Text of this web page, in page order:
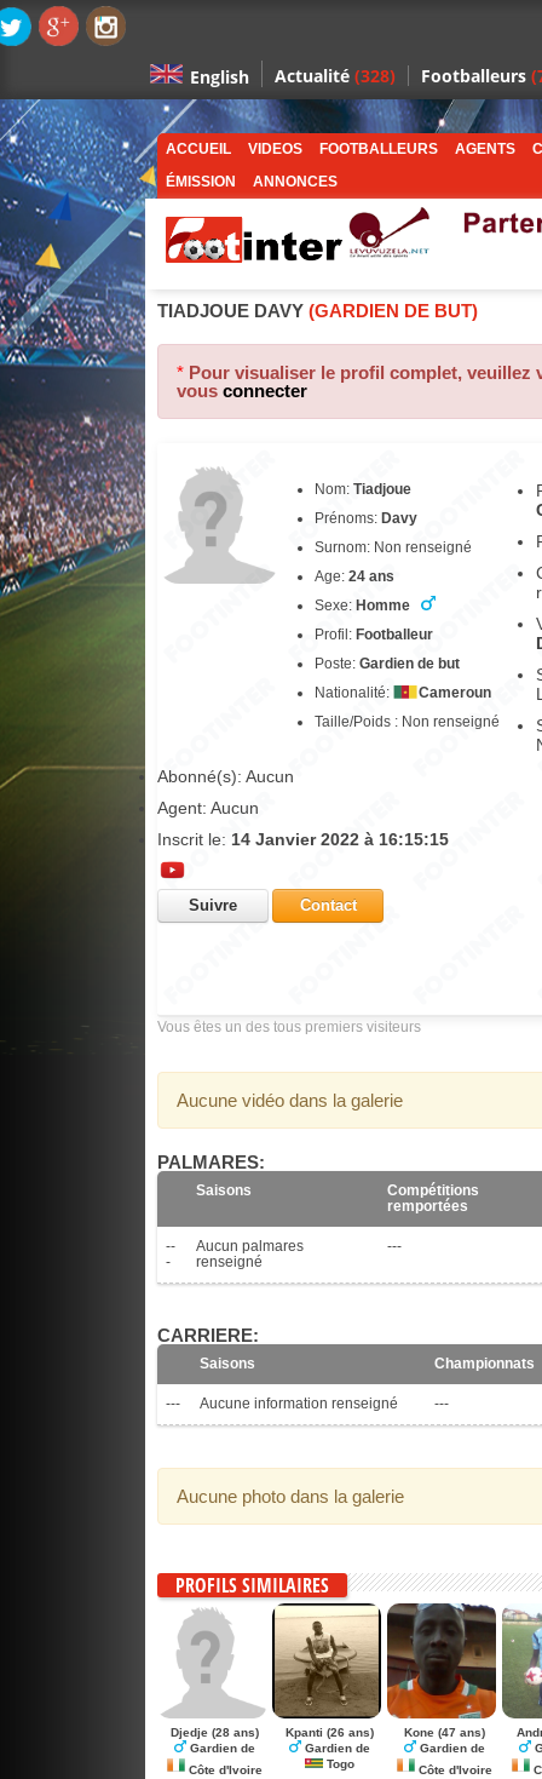
English Actualité (328) Footballeurs
ACCUEIL VIDEOS FOOTBALLEURS AGENTS
ÉMISSION
ANNONCES
TIADJOUE DAVY (GARDIEN DE BUT)
* Pour visualiser le profil complet, veuillez
vous connecter
Nom: Tiadjoue
Prénoms: Davy
Surnom: Non renseigné
Age: 24 ans
Sexe: Homme
Profil: Footballeur
Poste: Gardien de but
Nationalité:
Cameroun
Taille/Poids : Non renseigné
Abonné(s): Aucun
Agent: Aucun
Inscrit le: 14 Janvier 2022 à 16:15:15
Suivre Contact
Vous êtes un des tous premiers visiteurs
Aucune vidéo dans la galerie
PALMARES:
Saisons
Compétitions
remportées
--
-
Aucun palmares
renseigné
---
CARRIERE:
Saisons Championnats
--- Aucune information renseigné ---
Aucune photo dans la galerie
PROFILS SIMILAIRES
Djedje (28 ans)
Gardien de
Côte d'Ivoire
Kpanti (26 ans)
Gardien de
Togo
Kone (47 ans)
Gardien de
Côte d'Ivoire